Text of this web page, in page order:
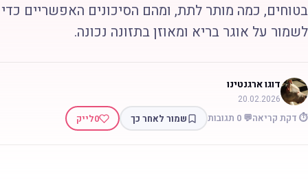
כמה מותר לתת, ומהם הסיכונים האפשריים כדי
על אוגר בריא ומאוזן בתזונה נכונה.
דוגו ארגנטינו
20.02.2026
דקת קריאה💬 0 תגובות שמור לאחר כך 0לייק